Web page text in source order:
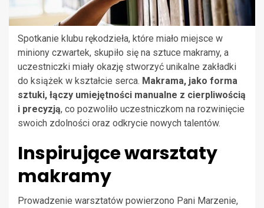
Spotkanie klubu rękodzieła, które miało miejsce w
miniony czwartek, skupiło się na sztuce makramy, a
uczestniczki miały okazję stworzyć unikalne zakładki
do książek w kształcie serca. Makrama, jako forma
sztuki, łączy umiejętności manualne z cierpliwością
i precyzją, co pozwoliło uczestniczkom na rozwinięcie
swoich zdolności oraz odkrycie nowych talentów.
Inspirujące warsztaty
makramy
Prowadzenie warsztatów powierzono Pani Marzenie,